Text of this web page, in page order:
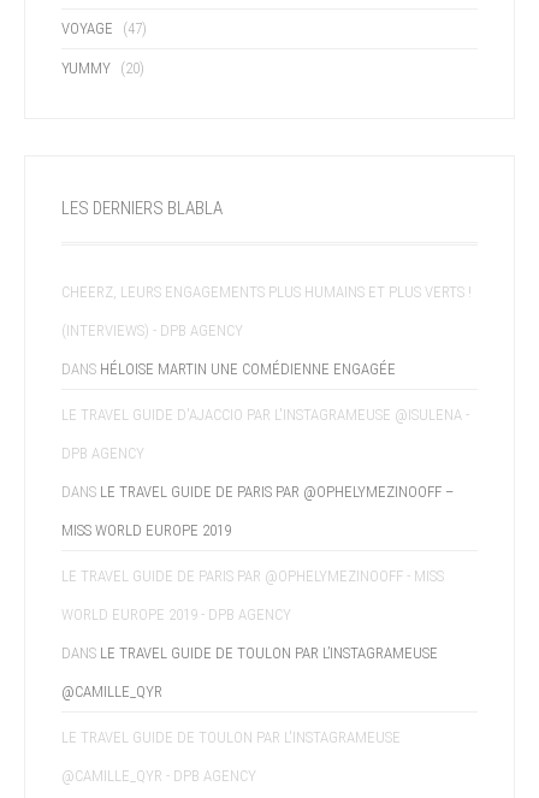
VOYAGE (47)
YUMMY (20)
LES DERNIERS BLABLA
CHEERZ, LEURS ENGAGEMENTS PLUS HUMAINS ET PLUS VERTS !
(INTERVIEWS) - DPB AGENCY
DANS HÉLOISE MARTIN UNE COMÉDIENNE ENGAGÉE
LE TRAVEL GUIDE D'AJACCIO PAR L'INSTAGRAMEUSE @ISULENA -
DPB AGENCY
DANS LE TRAVEL GUIDE DE PARIS PAR @OPHELYMEZINOOFF –
MISS WORLD EUROPE 2019
LE TRAVEL GUIDE DE PARIS PAR @OPHELYMEZINOOFF - MISS
WORLD EUROPE 2019 - DPB AGENCY
DANS LE TRAVEL GUIDE DE TOULON PAR L’INSTAGRAMEUSE
@CAMILLE_QYR
LE TRAVEL GUIDE DE TOULON PAR L'INSTAGRAMEUSE
@CAMILLE_QYR - DPB AGENCY